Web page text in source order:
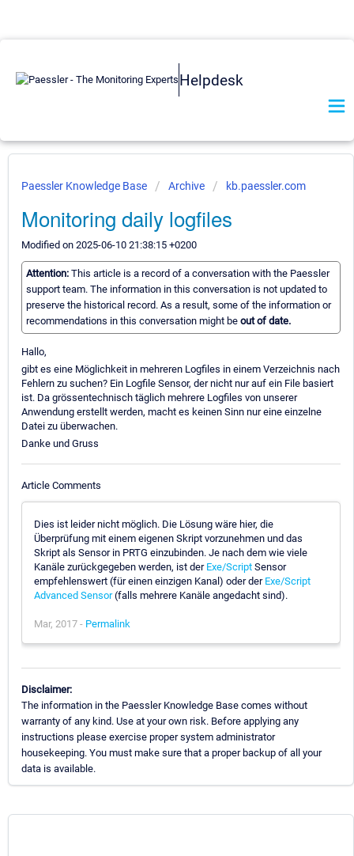
Helpdesk
Paessler Knowledge Base Archive kb.paessler.com
Monitoring daily logfiles
Modified on 2025-06-10 21:38:15 +0200
Attention: This article is a record of a conversation with the Paessler
support team. The information in this conversation is not updated to
preserve the historical record. As a result, some of the information or
recommendations in this conversation might be out of date.
Hallo,
gibt es eine Möglichkeit in mehreren Logfiles in einem Verzeichnis nach
Fehlern zu suchen? Ein Logfile Sensor, der nicht nur auf ein File basiert
ist. Da grössentechnisch täglich mehrere Logfiles von unserer
Anwendung erstellt werden, macht es keinen Sinn nur eine einzelne
Datei zu überwachen.
Danke und Gruss
Article Comments
Dies ist leider nicht möglich. Die Lösung wäre hier, die
Überprüfung mit einem eigenen Skript vorzunehmen und das
Skript als Sensor in PRTG einzubinden. Je nach dem wie viele
Kanäle zurückgegeben werden, ist der Exe/Script Sensor
empfehlenswert (für einen einzigen Kanal) oder der Exe/Script
Advanced Sensor(falls mehrere Kanäle angedacht sind).
Mar, 2017 - Permalink
Disclaimer:
The information in the Paessler Knowledge Base comes without
warranty of any kind. Use at your own risk. Before applying any
instructions please exercise proper system administrator
housekeeping. You must make sure that a proper backup of all your
data is available.